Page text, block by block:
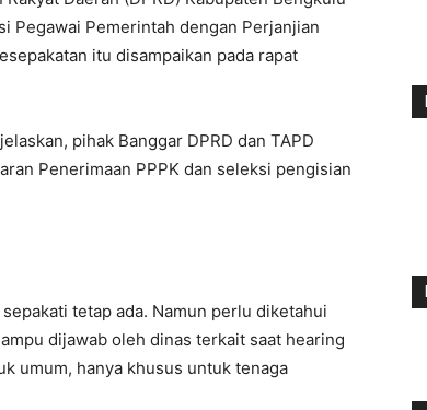
Pegawai Pemerintah dengan Perjanjian
itu disampaikan pada rapat
pihak Banggar DPRD dan TAPD
Penerimaan PPPK dan seleksi pengisian
tetap ada. Namun perlu diketahui
dijawab oleh dinas terkait saat hearing
umum, hanya khusus untuk tenaga